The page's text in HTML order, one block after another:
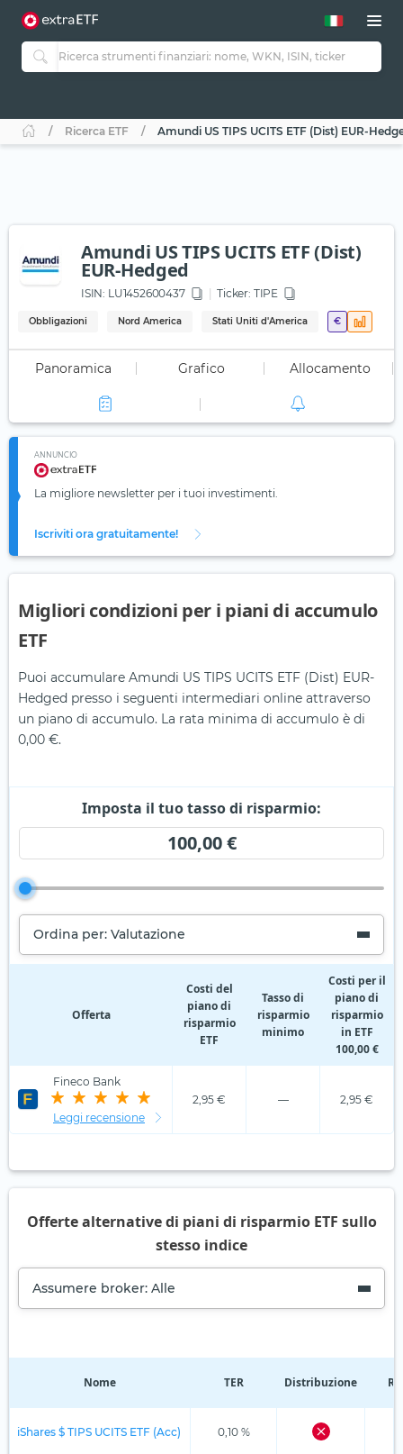
Ricerca ETF Amundi US TIPS UCITS ETF (Dist) EUR-
Amundi US TIPS UCITS ETF (Dist)
EUR-Hedged
ISIN: LU1452600437 Ticker: TIPE
Obbligazioni Nord America Stati Uniti d'America €
Panoramica Grafico Allocamento
ANNUNCIO
La migliore newsletter per i tuoi investimenti.
Iscriviti ora gratuitamente!
Migliori condizioni per i piani di accumulo
ETF
Puoi accumulare Amundi US TIPS UCITS ETF (Dist) EUR-
Hedged presso i seguenti intermediari online attraverso
un piano di accumulo. La rata minima di accumulo è di
0,00 €.
Imposta il tuo tasso di risparmio:
100,00 €
Ordina per: Valutazione
Offerta
Costi del
piano di
risparmio
ETF
Tasso di
risparmio
minimo
Costi per il
piano di
risparmio
in ETF
100,00 €
Fineco Bank
Leggi recensione
2,95 € — 2,95 €
Offerte alternative di piani di risparmio ETF sullo
stesso indice
Assumere broker: Alle
Nome TER Distribuzione
iShares $ TIPS UCITS ETF (Acc) 0,10 %